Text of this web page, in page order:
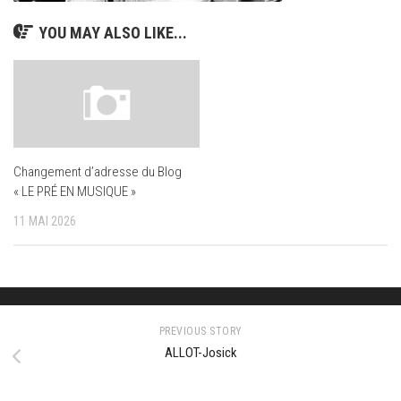
YOU MAY ALSO LIKE...
Changement d’adresse du Blog
« LE PRÉ EN MUSIQUE »
11 MAI 2026
PREVIOUS STORY
ALLOT-Josick